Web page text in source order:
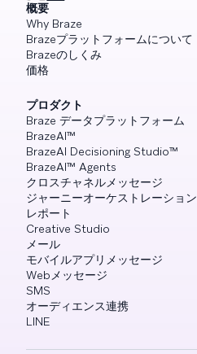
概要
Why Braze
Brazeプラットフォームについて
Brazeのしくみ
価格
プロダクト
Braze データプラットフォーム
BrazeAI™
BrazeAI Decisioning Studio™
BrazeAI™ Agents
クロスチャネルメッセージ
ジャーニーオーケストレーション
レポート
Creative Studio
メール
モバイルアプリメッセージ
Webメッセージ
SMS
オーディエンス連携
LINE